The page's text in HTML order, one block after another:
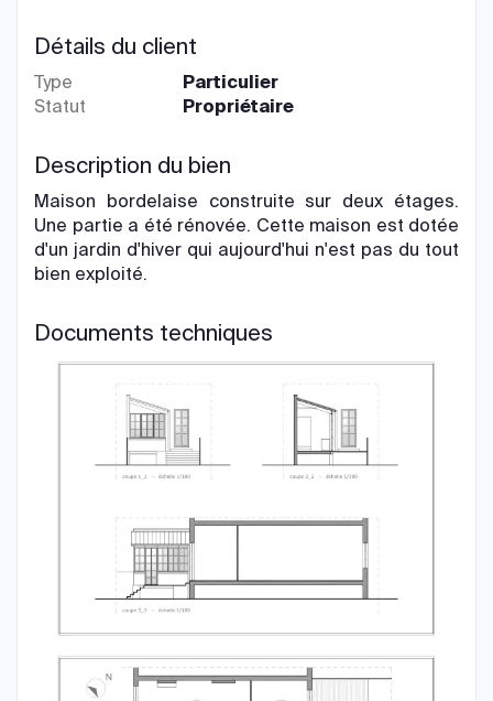
Détails du client
Type
Particulier
Statut
Propriétaire
Description du bien
Maison bordelaise construite sur deux étages.
Une partie a été rénovée. Cette maison est dotée
d'un jardin d'hiver qui aujourd'hui n'est pas du tout
bien exploité.
Documents techniques